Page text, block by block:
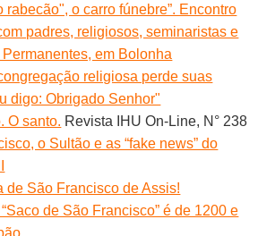
rabecão", o carro fúnebre”. Encontro
padres, religiosos, seminaristas e
em Bolonha
religiosa perde suas
digo: Obrigado Senhor"
O santo. Revista IHU On-Line, N° 238
o Sultão e as “fake news” do
de São Francisco de Assis!
de São Francisco” é de 1200 e